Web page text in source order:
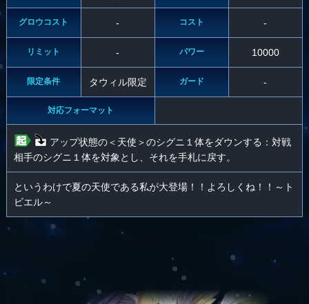
グロウコスト - コスト -
リミット - パワー 10000
限定条件 タウィル限定 ガード -
対応フォーマット
アップ状態の＜天使＞のシグニ１体をダウンする：対戦
相手のシグニ１体を対象とし、それを手札に戻す。
というわけで夏の天使である私が大登場！！よろしくね！！～ト
ビエル～